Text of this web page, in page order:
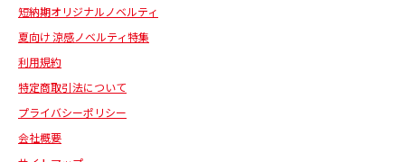
短納期オリジナルノベルティ
夏向け 涼感ノベルティ特集
利用規約
特定商取引法について
プライバシーポリシー
会社概要